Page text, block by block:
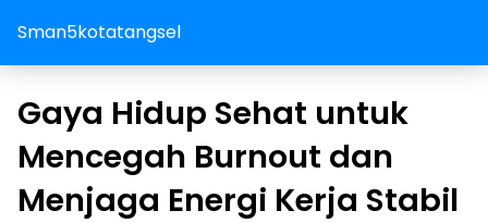
Sman5kotatangsel
Gaya Hidup Sehat untuk
Mencegah Burnout dan
Menjaga Energi Kerja Stabil